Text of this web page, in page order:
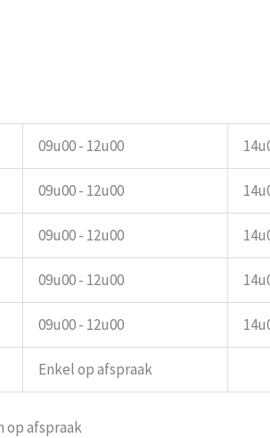
09u00 - 12u00
09u00 - 12u00
09u00 - 12u00
09u00 - 12u00
09u00 - 12u00
Enkel op afspraak
op afspraak